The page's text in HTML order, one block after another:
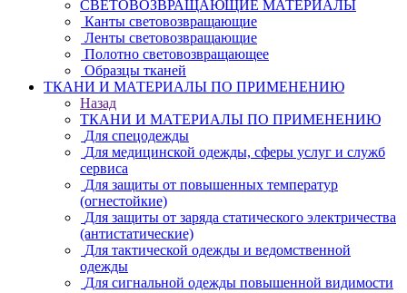
СВЕТОВОЗВРАЩАЮЩИЕ МАТЕРИАЛЫ
Канты световозвращающие
Ленты световозвращающие
Полотно световозвращающее
Образцы тканей
ТКАНИ И МАТЕРИАЛЫ ПО ПРИМЕНЕНИЮ
Назад
ТКАНИ И МАТЕРИАЛЫ ПО ПРИМЕНЕНИЮ
Для спецодежды
Для медицинской одежды, сферы услуг и служб
сервиса
Для защиты от повышенных температур
(огнестойкие)
Для защиты от заряда статического электричества
(антистатические)
Для тактической одежды и ведомственной
одежды
Для сигнальной одежды повышенной видимости